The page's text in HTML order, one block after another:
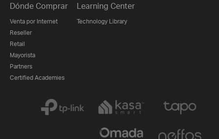
Dónde Comprar
Venta por Internet
Reseller
Retail
Mayorista
Partners
Certified Academies
Learning Center
Technology Library